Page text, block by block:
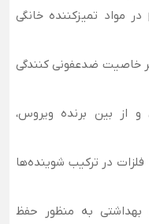
دارای خواص بافری در کنترل ph در مواد تمیزکننده خانگی
خاصیت ضدعفونی کنندگی
از بین برنده ویروس،
در ترکیب شوینده‌ها
بهداشتی به منظور حفظ